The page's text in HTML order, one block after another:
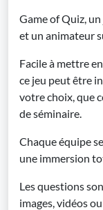
Game of Quiz,
et un animateur
Facile à mettre
ce jeu peut être
votre choix, que
de séminaire.
Chaque équipe
une immersion
Les questions
images, vidéos